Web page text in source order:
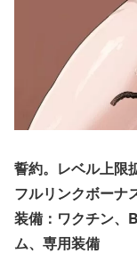
誓約。レベル上限
フルリンクボーナ
装備：ワクチン、
ム、専用装備